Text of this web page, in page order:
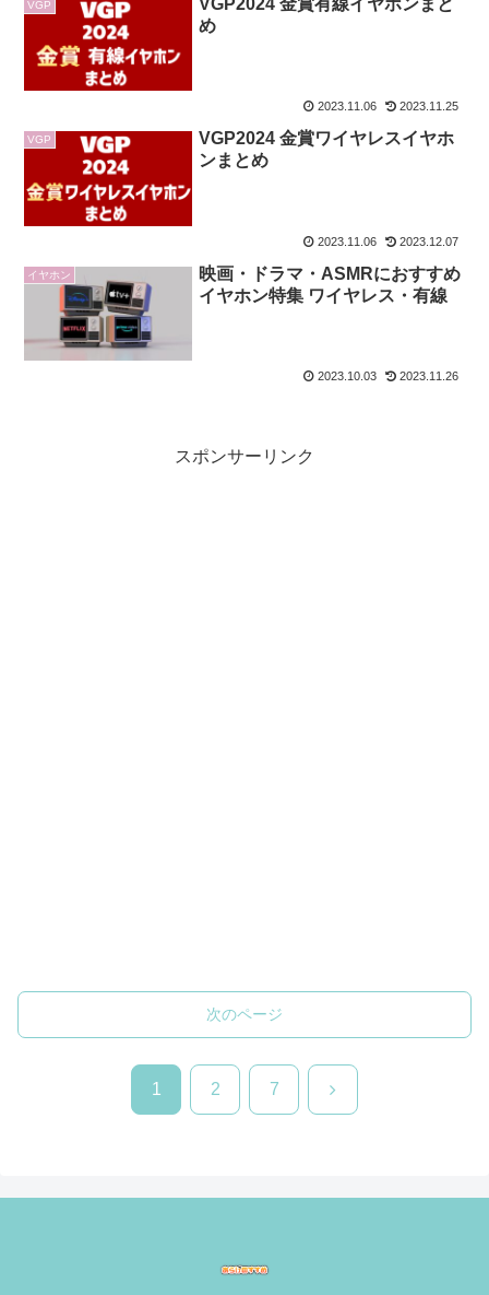
VGP
め
2023.11.06 2023.11.25
VGP
VGP2024 金賞ワイヤレスイヤホ
ンまとめ
2023.11.06 2023.12.07
イヤホン
映画・ドラマ・ASMRにおすすめ
イヤホン特集 ワイヤレス・有線
2023.10.03 2023.11.26
スポンサーリンク
次のページ
1 2 7 次